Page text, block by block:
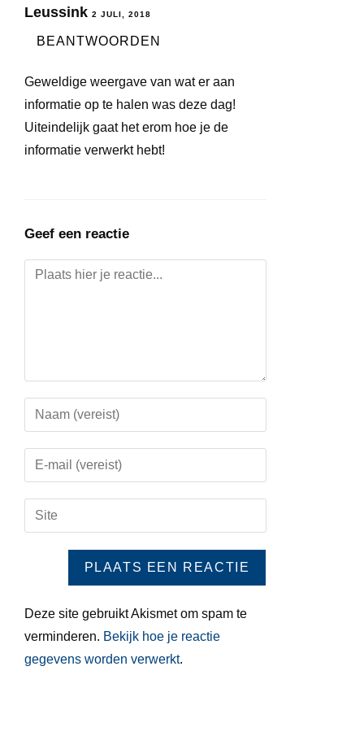
Leussink 2 JULI, 2018
BEANTWOORDEN
Geweldige weergave van wat er aan
informatie op te halen was deze dag!
Uiteindelijk gaat het erom hoe je de
informatie verwerkt hebt!
Geef een reactie
Deze site gebruikt Akismet om spam te
verminderen. Bekijk hoe je reactie
gegevens worden verwerkt.